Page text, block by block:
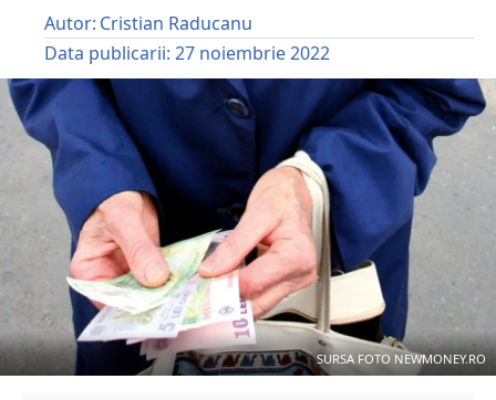
Autor: Cristian Raducanu
Data publicarii: 27 noiembrie 2022
SURSA FOTO NEWMONEY.RO